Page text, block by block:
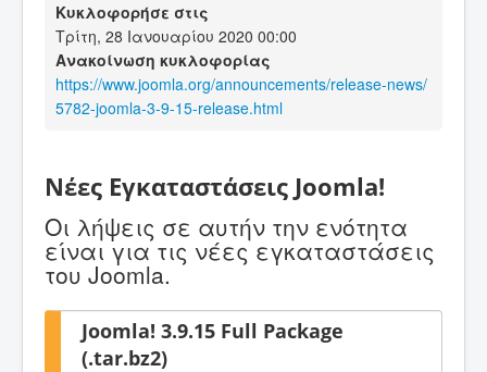
Κυκλοφορήσε στις
Τρίτη, 28 Ιανουαρίου 2020 00:00
Ανακοίνωση κυκλοφορίας
https://www.joomla.org/announcements/release-news/
5782-joomla-3-9-15-release.html
Νέες Εγκαταστάσεις Joomla!
Οι λήψεις σε αυτήν την ενότητα
είναι για τις νέες εγκαταστάσεις
του Joomla.
Joomla! 3.9.15 Full Package
(.tar.bz2)